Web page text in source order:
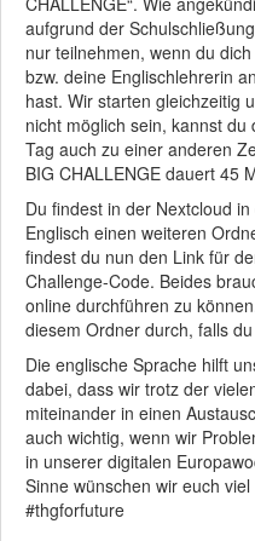
Zertifikat
Das
MINT-
Schule -
der
Mit
Die QA
stark in
aufgrund der
nur teilnehmen, wenn du
bzw. deine Englischlehrerin
hast. Wir starten gleichzeitig
nicht möglich sein, kannst
Tag auch zu einer anderen
BIG CHALLENGE dauert 45
Du findest in der Nextcloud
Englisch einen weiteren
findest du nun den Link für
Challenge-Code. Beides
online durchführen zu
diesem Ordner durch, falls
Die englische Sprache hilft
dabei, dass wir trotz der
miteinander in einen
auch wichtig, wenn wir
in unserer digitalen
Sinne wünschen wir euch
#thgforfuture